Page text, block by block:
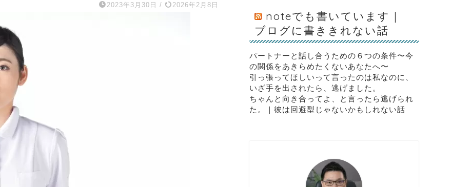
2023年3月30日 / 2026年2月8日
noteでも書いています｜
ブログに書ききれない話
パートナーと話し合うための６つの条件〜今
の関係をあきらめたくないあなたへ〜
引っ張ってほしいって言ったのは私なのに、
いざ手を出されたら、逃げました。
ちゃんと向き合ってよ、と言ったら逃げられ
た。｜彼は回避型じゃないかもしれない話